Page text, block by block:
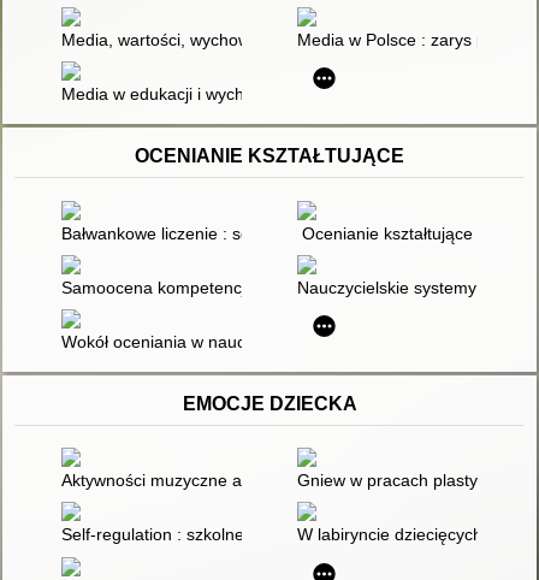
Media, wartości, wychowanie Media w Polsce : zarys
Media w edukacji i wychowaniu
OCENIANIE KSZTAŁTUJĄCE
Bałwankowe liczenie : scenarisz zajęć z elementami oceniania
Ocenianie kształtujące
Samoocena kompetencji diagnostycznych nauczycieli
Nauczycielskie systemy
Wokół oceniania w nauczaniu zdalnym
EMOCJE DZIECKA
Aktywności muzyczne a rozwój języka emocji dziecka
Gniew w pracach
Self-regulation : szkolne wyzwania : opowieści dla dzieci o
W labiryncie dziecięcych emocji